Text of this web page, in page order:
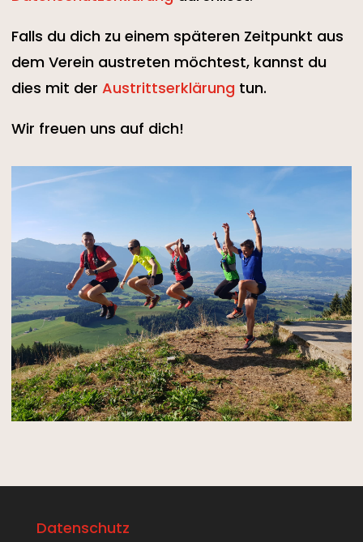
Falls du dich zu einem späteren Zeitpunkt aus
dem Verein austreten möchtest, kannst du
dies mit derAustrittserklärung tun.
Wir freuen uns auf dich!
Datenschutz